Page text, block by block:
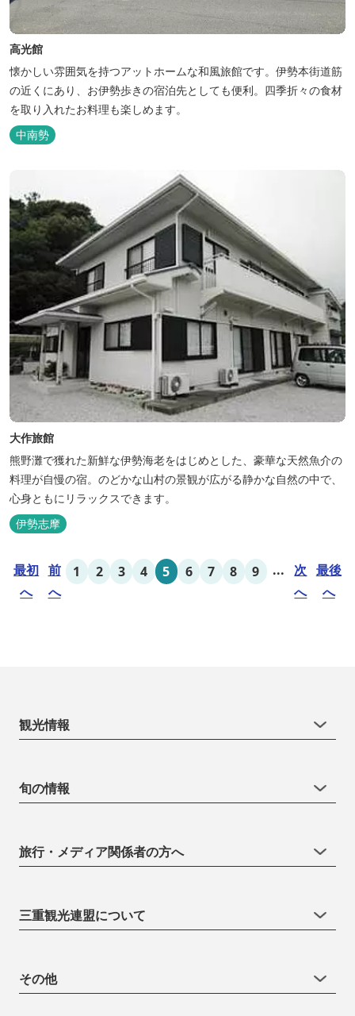
高光館
懐かしい雰囲気を持つアットホームな和風旅館です。伊勢本街道筋
の近くにあり、お伊勢歩きの宿泊先としても便利。四季折々の食材
を取り入れたお料理も楽しめます。
中南勢
大作旅館
熊野灘で獲れた新鮮な伊勢海老をはじめとした、豪華な天然魚介の
料理が自慢の宿。のどかな山村の景観が広がる静かな自然の中で、
心身ともにリラックスできます。
伊勢志摩
最初
へ
前
へ
1 2 3 4 5 6 7 8 9 ...
次
へ
最後
へ
観光情報
旬の情報
旅行・メディア関係者の方へ
三重観光連盟について
その他